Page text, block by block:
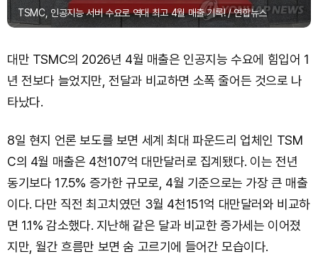
TSMC, 인공지능 서버 수요로 역대 최고 4월 매출 기록! / 연합뉴스
대만 TSMC의 2026년 4월 매출은 인공지능 수요에 힘입어 1
년 전보다 늘었지만, 전달과 비교하면 소폭 줄어든 것으로 나
타났다.
8일 현지 언론 보도를 보면 세계 최대 파운드리 업체인 TSM
C의 4월 매출은 4천107억 대만달러로 집계됐다. 이는 전년
동기보다 17.5% 증가한 규모로, 4월 기준으로는 가장 큰 매출
이다. 다만 직전 최고치였던 3월 4천151억 대만달러와 비교하
면 1.1% 감소했다. 지난해 같은 달과 비교한 증가세는 이어졌
지만, 월간 흐름만 보면 숨 고르기에 들어간 모습이다.